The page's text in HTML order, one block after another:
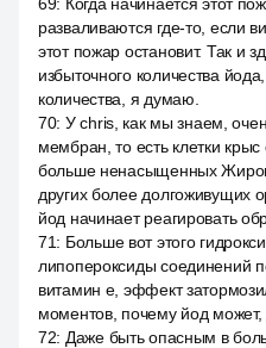
разваливаются где-то, если
этот пожар остановит. Так и
избыточного количества
количества, я думаю.
70: У chris, как мы знаем,
мембран, то есть клетки
больше ненасыщенных
других более долгоживущих
йод начинает реагировать
71: Больше вот этого
липопероксиды соединений
витамин е, эффект
моментов, почему йод может,
72: Даже быть опасным в